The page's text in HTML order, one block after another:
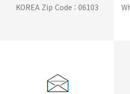
KOREA Zip Code : 06103